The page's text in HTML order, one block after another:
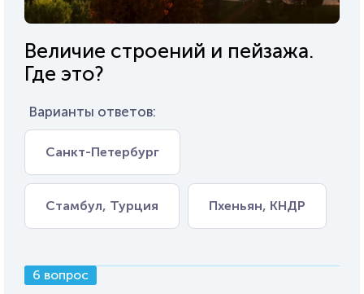
Величие строений и пейзажа.
Где это?
Варианты ответов:
Санкт-Петербург
Стамбул, Турция Пхеньян, КНДР
6 вопрос